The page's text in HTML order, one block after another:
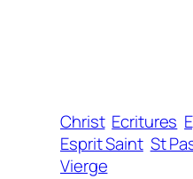
Christ Ecritures
Esprit Saint St
Vierge